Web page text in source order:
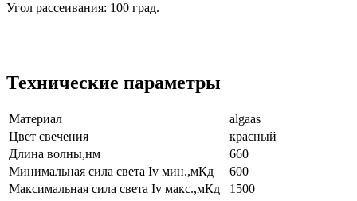
Угол рассеивания: 100 град.
Технические параметры
Материал
algaas
Цвет свечения
красный
Длина волны,нм
660
Минимальная сила света Iv мин.,мКд
600
Максимальная сила света Iv макс.,мКд
1500